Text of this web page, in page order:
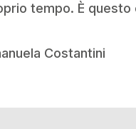
tempo. È
Costantini